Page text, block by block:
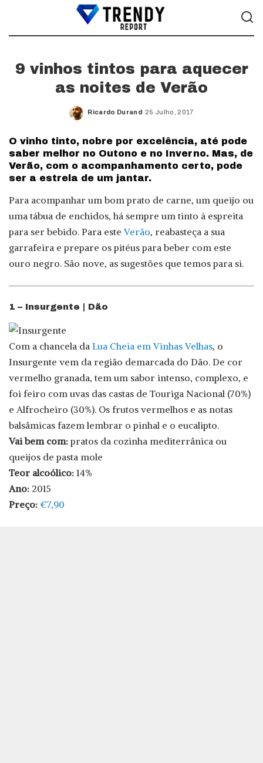
9 vinhos tintos para aquecer
as noites de Verão
Posted
Ricardo Durand 25 Julho, 2017
O vinho tinto, nobre por excelência, até pode
saber melhor no Outono e no Inverno. Mas, de
Verão, com o acompanhamento certo, pode
ser a estrela de um jantar.
Para acompanhar um bom prato de carne, um queijo ou
uma tábua de enchidos, há sempre um tinto à espreita
para ser bebido. Para esteVerão, reabasteça a sua
garrafeira e prepare os pitéus para beber com este
ouro negro. São nove, as sugestões que temos para si.
1 – Insurgente | Dão
Com a chancela da Lua Cheia em Vinhas Velhas, o
Insurgente vem da região demarcada do Dão. De cor
vermelho granada, tem um sabor intenso, complexo, e
foi feiro com uvas das castas de Touriga Nacional (70%)
e Alfrocheiro (30%). Os frutos vermelhos e as notas
balsâmicas fazem lembrar o pinhal e o eucalipto.
Vai bem com:pratos da cozinha mediterrânica ou
queijos de pasta mole
Teor alcoólico: 14%
Ano: 2015
Preço: €7,90